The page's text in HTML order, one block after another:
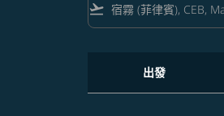
flight_takeoff
出發